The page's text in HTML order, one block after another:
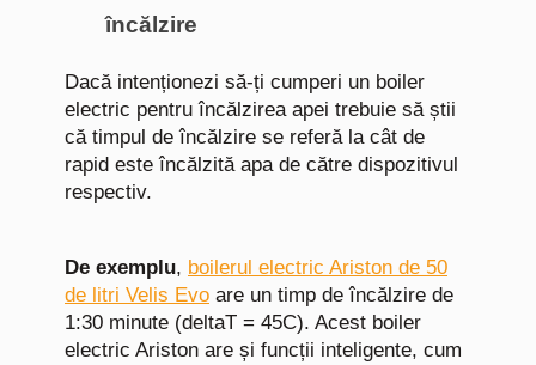
încălzire
Dacă intenționezi să-ți cumperi un boiler
electric pentru încălzirea apei trebuie să știi
că timpul de încălzire se referă la cât de
rapid este încălzită apa de către dispozitivul
respectiv.
De exemplu, boilerul electric Ariston de 50
de litri Velis Evo are un timp de încălzire de
1:30 minute (deltaT = 45C). Acest boiler
electric Ariston are și funcții inteligente, cum